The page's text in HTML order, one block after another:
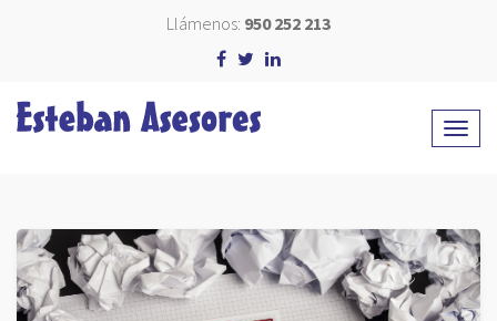
Llámenos: 950 252 213